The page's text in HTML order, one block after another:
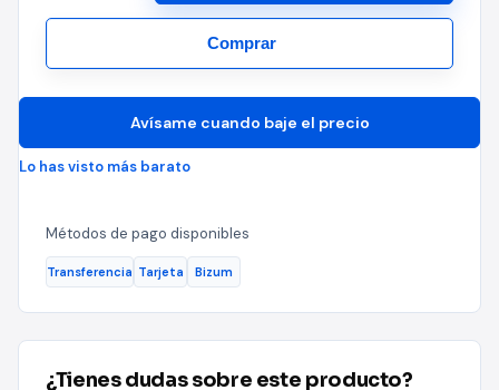
Comprar
Avísame cuando baje el precio
Lo has visto más barato
Métodos de pago disponibles
Transferencia Tarjeta Bizum
¿Tienes dudas sobre este producto?